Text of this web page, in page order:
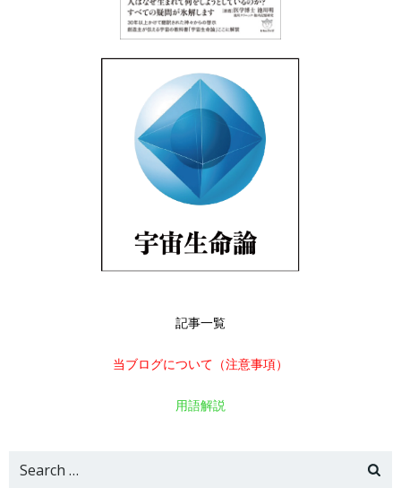
記事一覧
当ブログについて（注意事項）
用語解説
Search